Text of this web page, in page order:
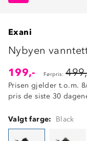
Exani
Nybyen
199,-
Førpris:
Prisen gjelder t.o.m.
pris de siste 30
Valgt farge: Black